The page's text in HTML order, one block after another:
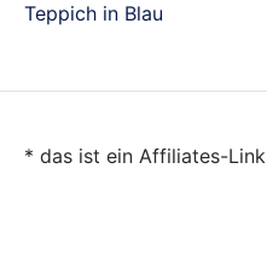
Teppich in Blau
* das ist ein Affiliates-Link